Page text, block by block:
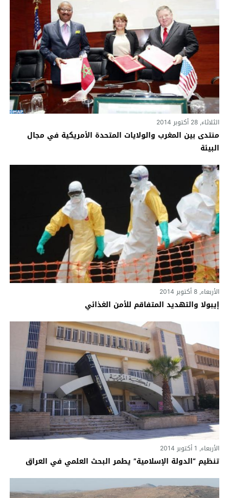
الثلاثاء, 28 أكتوبر 2014
منتدى بين المغرب والولايات المتحدة الأمريكية في مجال
البيئة
الأربعاء, 8 أكتوبر 2014
إيبولا والتهديد المتفاقم للأمن الغذائي
الأربعاء, 1 أكتوبر 2014
تنظيم “الدولة الإسلامية” يطمر البحث العلمي في العراق